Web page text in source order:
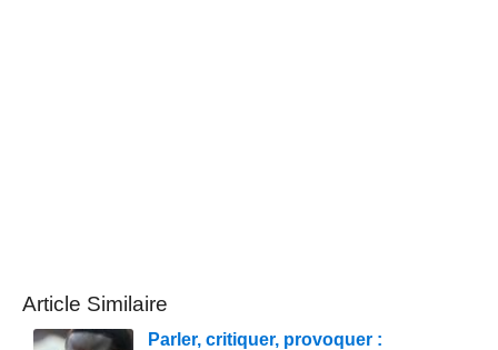
Article Similaire
Parler, critiquer, provoquer :